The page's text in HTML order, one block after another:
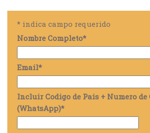
* indica campo requerido
Nombre Completo*
Email*
Incluir Codigo de Pais + Numero
(WhatsApp)*